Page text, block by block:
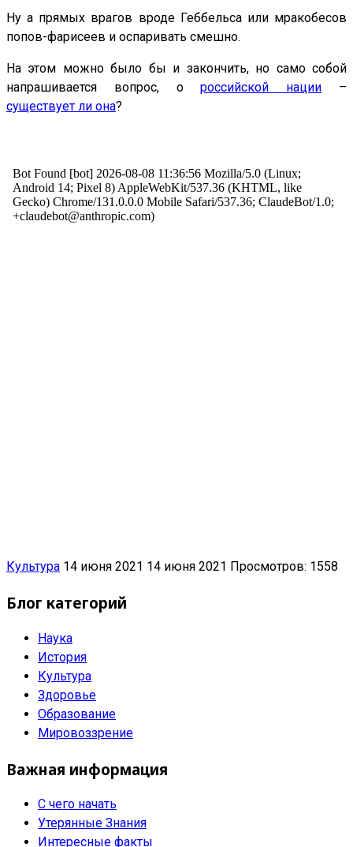
Ну а прямых врагов вроде Геббельса или мракобесов
попов-фарисеев и оспаривать смешно.
На этом можно было бы и закончить, но само собой
напрашивается вопрос, ороссийской нации –
существует ли она?
Культура 14 июня 2021 14 июня 2021 Просмотров: 1558
Блог категорий
Наука
История
Культура
Здоровье
Образование
Мировоззрение
Важная информация
С чего начать
Утерянные Знания
Интересные факты